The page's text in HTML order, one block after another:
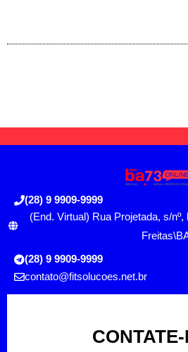
(28) 9 9909-9999
(End. Virtual) Rua Projetada, s/
(28) 9 9909-9999
contato@fitsolucoes.net.br